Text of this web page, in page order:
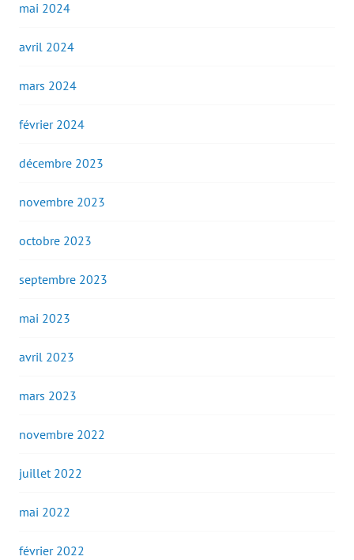
mai 2024
avril 2024
mars 2024
février 2024
décembre 2023
novembre 2023
octobre 2023
septembre 2023
mai 2023
avril 2023
mars 2023
novembre 2022
juillet 2022
mai 2022
février 2022